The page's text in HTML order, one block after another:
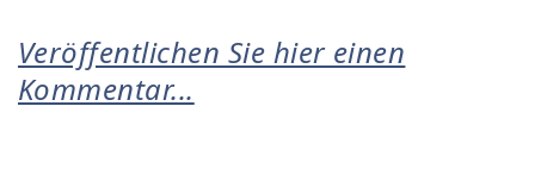
Veröffentlichen Sie hier einen
Kommentar...